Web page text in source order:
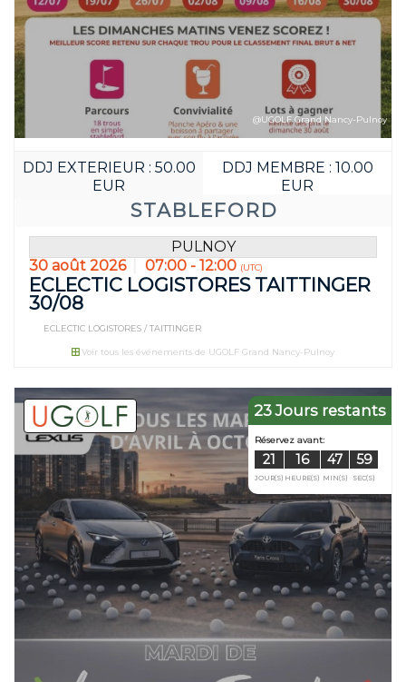
Réservez avant:
JOUR(S)
STABLEFORD
DDJ EXTERIEUR : 50.00
EUR
DDJ MEMBRE : 10.00
EUR
@UGOLF Grand Nancy-Pulnoy
PULNOY
30 août 2026
07:00 - 12:00 (UTC)
ECLECTIC LOGISTORES TAITTINGER
30/08
ECLECTIC LOGISTORES / TAITTINGER
Voir tous les événements de UGOLF Grand Nancy-Pulnoy
23 Jours restants